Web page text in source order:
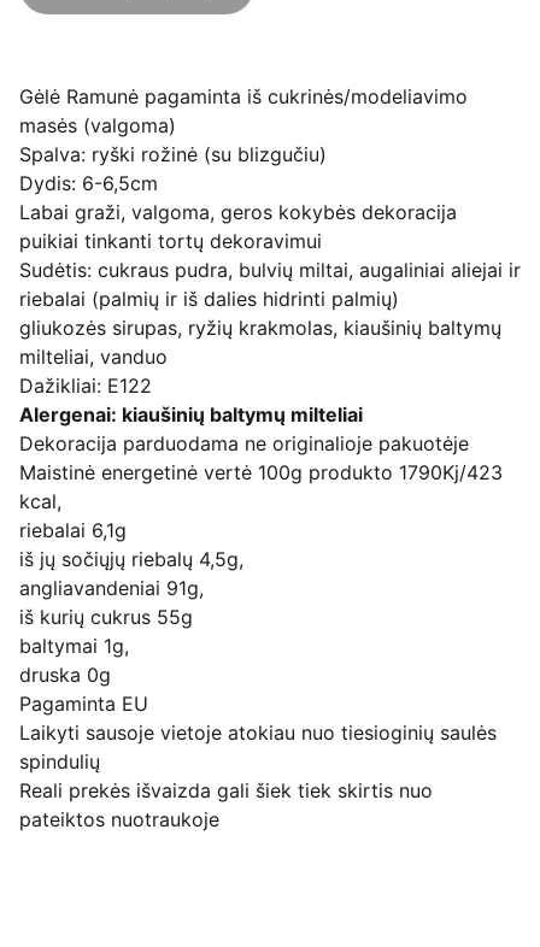
Gėlė Ramunė pagaminta iš cukrinės/modeliavimo
masės (valgoma)
Spalva: ryški rožinė (su blizgučiu)
Dydis: 6-6,5cm
Labai graži, valgoma, geros kokybės dekoracija
puikiai tinkanti tortų dekoravimui
Sudėtis: cukraus pudra, bulvių miltai, augaliniai aliejai ir
riebalai (palmių ir iš dalies hidrinti palmių)
gliukozės sirupas, ryžių krakmolas, kiaušinių baltymų
milteliai, vanduo
Dažikliai: E122
Alergenai: kiaušinių baltymų milteliai
Dekoracija parduodama ne originalioje pakuotėje
Maistinė energetinė vertė 100g produkto 1790Kj/423
kcal,
riebalai 6,1g
iš jų sočiųjų riebalų 4,5g,
angliavandeniai 91g,
iš kurių cukrus 55g
baltymai 1g,
druska 0g
Pagaminta EU
Laikyti sausoje vietoje atokiau nuo tiesioginių saulės
spindulių
Reali prekės išvaizda gali šiek tiek skirtis nuo
pateiktos nuotraukoje